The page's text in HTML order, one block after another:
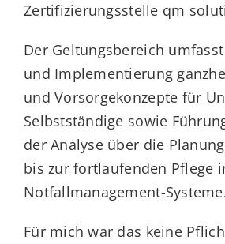
Zertifizierungsstelle qm
Der Geltungsbereich
und Implementierung
und Vorsorgekonzepte für
Selbstständige sowie
der Analyse über die
bis zur fortlaufenden Pflege
Notfallmanagement-
Für mich war das keine